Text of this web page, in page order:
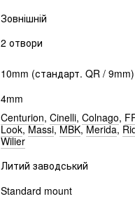
Зовнішній
2 отвори
10mm (стандарт. QR / 9mm)
4mm
Centurion, Cinelli, Colnago,
Look,Massi,MBK,Merida,
Wilier
Литий заводський
Standard mount